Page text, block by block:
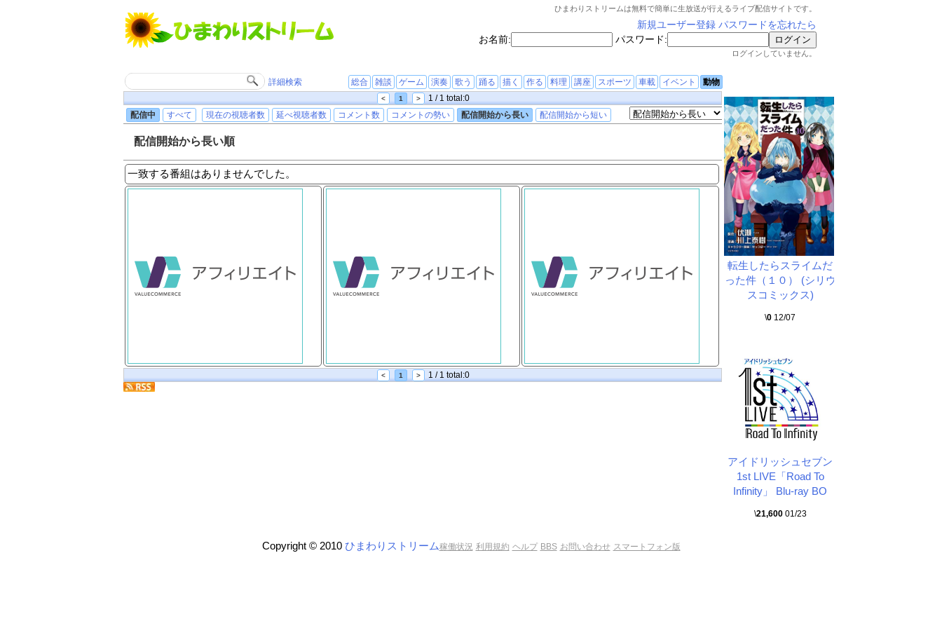
ひまわりストリームは無料で簡単に生放送が行えるライブ配信サイトです。
新規ユーザー登録 パスワードを忘れたら
お名前:
パスワード:
ログインしていません。
詳細検索 総合 雑談 ゲーム 演奏 歌う 踊る 描く 作る 料理 講座 スポーツ 車載 イベント 動物
< 1 >
1 / 1 total:0
配信中
すべて 現在の視聴者数 延べ視聴者数 コメント数 コメントの勢い 配信開始から長い 配信開始から短い
配信開始から長い順
一致する番組はありませんでした。
< 1 > 1 / 1 total:0
転生したらスライムだ
った件（１０） (シリウ
スコミックス)
\0 12/07
アイドリッシュセブン
1st LIVE「Road To
Infinity」 Blu-ray BO
\21,60001/23
Copyright © 2010 ひまわりストリーム稼働状況 利用規約 ヘルプ BBS お問い合わせ スマートフォン版